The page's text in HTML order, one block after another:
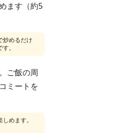
ます（約5
炒めるだけ
。
ご飯の周
ミートを
めます。